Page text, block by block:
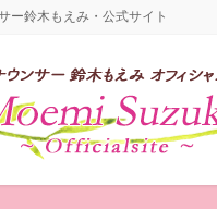
ー鈴木もえみ・公式サイト